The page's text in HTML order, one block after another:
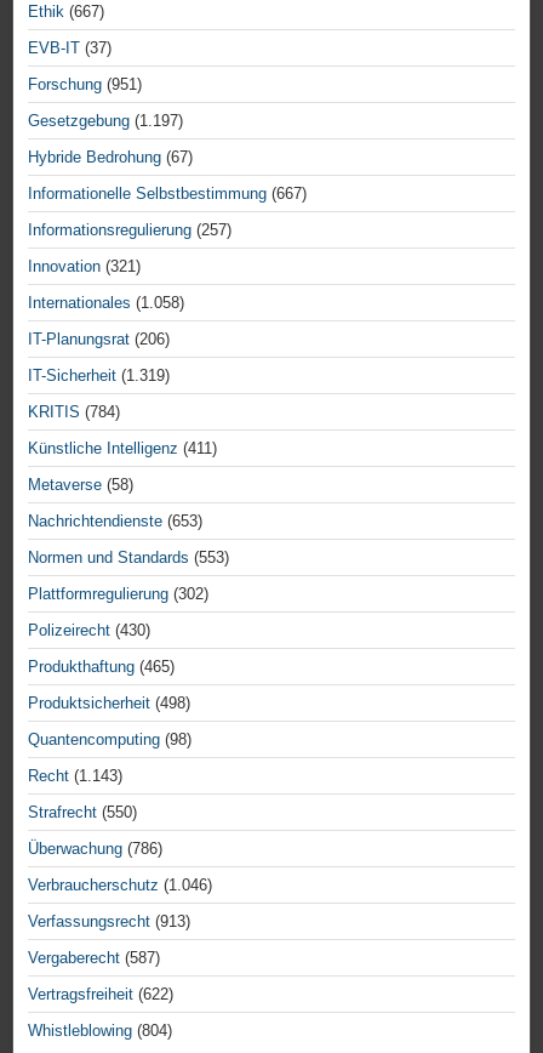
Ethik (667)
EVB-IT (37)
Forschung (951)
Gesetzgebung (1.197)
Hybride Bedrohung (67)
Informationelle Selbstbestimmung (667)
Informationsregulierung (257)
Innovation (321)
Internationales (1.058)
IT-Planungsrat (206)
IT-Sicherheit (1.319)
KRITIS (784)
Künstliche Intelligenz (411)
Metaverse (58)
Nachrichtendienste (653)
Normen und Standards (553)
Plattformregulierung (302)
Polizeirecht (430)
Produkthaftung (465)
Produktsicherheit (498)
Quantencomputing (98)
Recht (1.143)
Strafrecht (550)
Überwachung (786)
Verbraucherschutz (1.046)
Verfassungsrecht (913)
Vergaberecht (587)
Vertragsfreiheit (622)
Whistleblowing (804)